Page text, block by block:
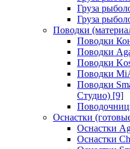
Груза
Груза
Поводки
Поводки
Поводки
Поводки
Поводки
Поводки
Студио) [9]
Оснастки
Оснастки
Оснастки